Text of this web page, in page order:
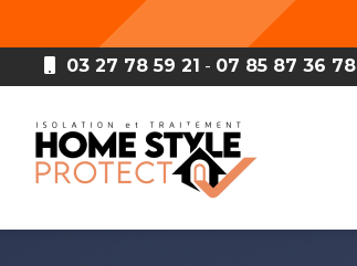
contenu
principal
03 27 78 59 21 - 07 85 87 36 78